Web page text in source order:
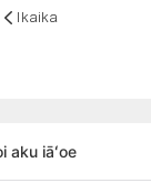
Ikaika
aku iāʻoe